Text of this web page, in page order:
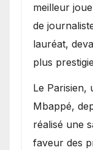
meilleur
de
lauréat,
plus
Le Parisien,
Mbappé,
réalisé une
faveur des